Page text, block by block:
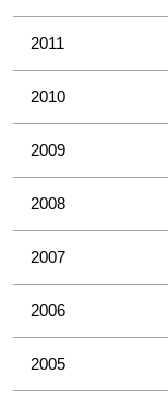
2011
2010
2009
2008
2007
2006
2005